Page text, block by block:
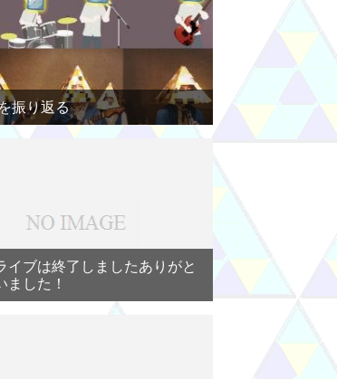
振り返る
イブは終了しましたありがと
ました！